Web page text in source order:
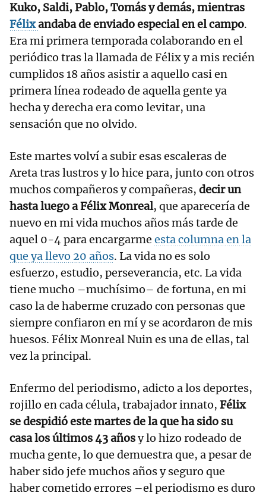
Kuko, Saldi, Pablo, Tomás y demás, mientras
Félixandaba de enviado especial en el campo.
Era mi primera temporada colaborando en el
periódico tras la llamada de Félix y a mis recién
cumplidos 18 años asistir a aquello casi en
primera línea rodeado de aquella gente ya
hecha y derecha era como levitar, una
sensación que no olvido.
Este martes volví a subir esas escaleras de
Areta tras lustros y lo hice para, junto con otros
muchos compañeros y compañeras, decir un
hasta luego a Félix Monreal, que aparecería de
nuevo en mi vida muchos años más tarde de
aquel 0-4 para encargarme esta columna en la
que ya llevo 20 años. La vida no es solo
esfuerzo, estudio, perseverancia, etc. La vida
tiene mucho –muchísimo– de fortuna, en mi
caso la de haberme cruzado con personas que
siempre confiaron en mí y se acordaron de mis
huesos. Félix Monreal Nuin es una de ellas, tal
vez la principal.
Enfermo del periodismo, adicto a los deportes,
rojillo en cada célula, trabajador innato, Félix
se despidió este martes de la que ha sido su
casa los últimos 43 añosy lo hizo rodeado de
mucha gente, lo que demuestra que, a pesar de
haber sido jefe muchos años y seguro que
haber cometido errores –el periodismo es duro